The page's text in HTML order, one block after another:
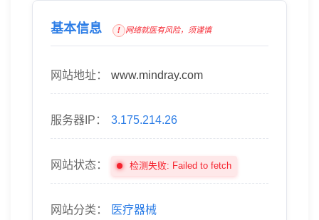
基本信息 网络就医有风险，须谨慎
网站地址： www.mindray.com
服务器IP： 3.175.214.26
网站状态： 检测失败: Failed to fetch
网站分类： 医疗器械